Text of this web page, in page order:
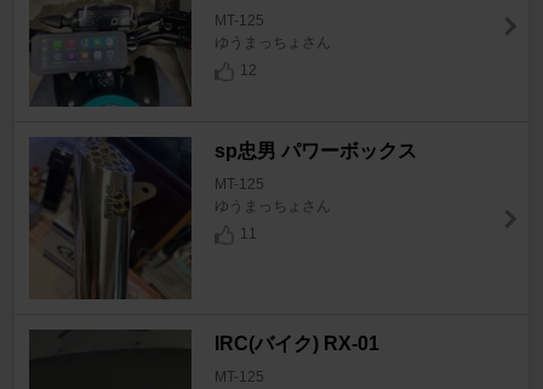
MT-125
ゆうまっちょさん
12
sp忠男 パワーボックス
MT-125
ゆうまっちょさん
11
IRC(バイク) RX-01
MT-125